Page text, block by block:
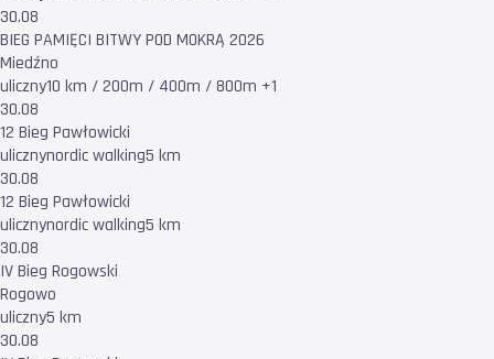
30.08
BIEG PAMIĘCI BITWY POD MOKRĄ 2026
Miedźno
uliczny10 km / 200m / 400m / 800m +1
30.08
12 Bieg Pawłowicki
ulicznynordic walking5 km
30.08
12 Bieg Pawłowicki
ulicznynordic walking5 km
30.08
IV Bieg Rogowski
Rogowo
uliczny5 km
30.08